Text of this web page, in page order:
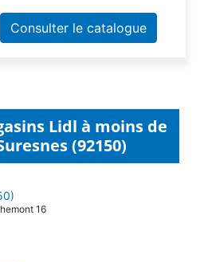
Consulter le catalogue
Lidl à moins de
(92150)
16